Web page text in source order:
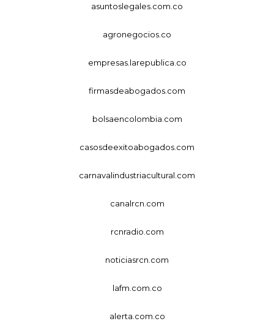
asuntoslegales.com.co
agronegocios.co
empresas.larepublica.co
firmasdeabogados.com
bolsaencolombia.com
casosdeexitoabogados.com
carnavalindustriacultural.com
canalrcn.com
rcnradio.com
noticiasrcn.com
lafm.com.co
alerta.com.co